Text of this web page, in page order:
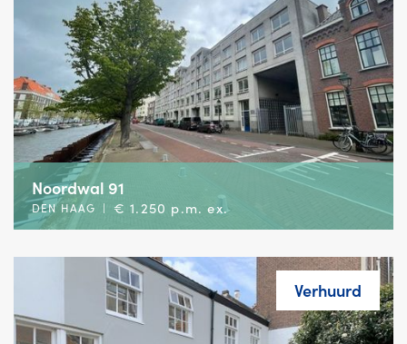
Noordwal 91
DEN HAAG | € 1.250 p.m. ex.
Verhuurd